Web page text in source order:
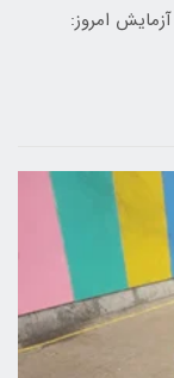
امروز: